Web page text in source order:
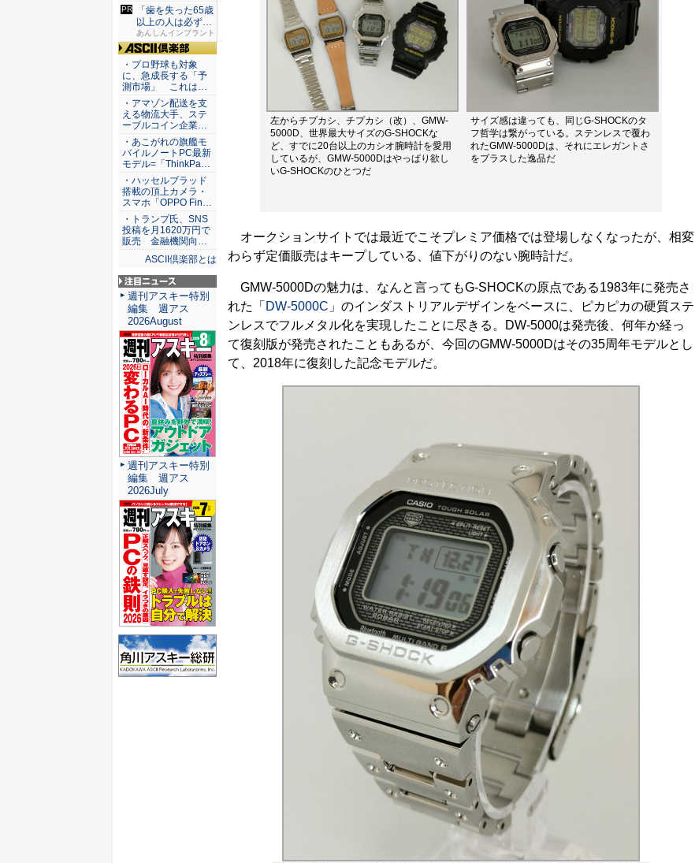
左からチプカシ、チプカシ（改）、GMW-
5000D、世界最大サイズのG-SHOCKな
ど、すでに20台以上のカシオ腕時計を愛用
しているが、GMW-5000Dはやっぱり欲し
いG-SHOCKのひとつだ
サイズ感は違っても、同じG-SHOCKのタ
フ哲学は繋がっている。ステンレスで覆わ
れたGMW-5000Dは、それにエレガントさ
をプラスした逸品だ
オークションサイトでは最近でこそプレミア価格では登場しなくなったが、相変
わらず定価販売はキープしている、値下がりのない腕時計だ。
GMW-5000Dの魅力は、なんと言ってもG-SHOCKの原点である1983年に発売さ
れた「 DW-5000C 」のインダストリアルデザインをベースに、ピカピカの硬質ステ
ンレスでフルメタル化を実現したことに尽きる。DW-5000は発売後、何年か経っ
て復刻版が発売されたこともあるが、今回のGMW-5000Dはその35周年モデルとし
て、2018年に復刻した記念モデルだ。
「歯を失った65歳
以上の人は必ずや
って」...
あんしんインプラント
ASCII倶楽部
・プロ野球も対象
に、急成長する「予
測市場」 これは…
・アマゾン配送を支
える物流大手、ステ
ーブルコイン企業…
・あこがれの旗艦モ
バイルノートPC最新
モデル=「ThinkPa…
・ハッセルブラッド
搭載の頂上カメラ・
スマホ「OPPO Fin…
・トランプ氏、SNS
投稿を月1620万円で
販売 金融機関向…
ASCII倶楽部とは
注目ニュース
週刊アスキー特別
編集 週アス
2026August
週刊アスキー特別
編集 週アス
2026July